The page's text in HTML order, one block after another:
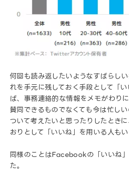
何回も読み返したいようなすばらし
れを手元に残しておく手段として「
ば、事務連絡的な情報をメモがわり
賛同できるものでなくても今は忙し
ついて考えたいと思ったりしたとき
おりとして「いいね」を用いる人もい
同様のことはFacebookの「いいね
た。